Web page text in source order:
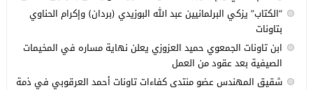
“الكتاب” يزكي البرلمانيين عبد الله البوزيدي (بردان) وإكرام الحناوي
بتاونات
ابن تاونات الجمعوي حميد العزوزي يعلن نهاية مساره في المخيمات
الصيفية بعد عقود من العمل
شقيق المهندس عضو منتدى كفاءات تاونات أحمد العرقوبي في ذمة